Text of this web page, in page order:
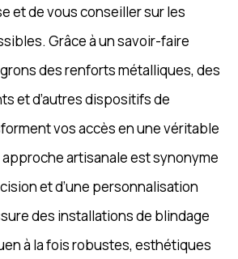
et de vous conseiller sur les
Grâce à un savoir-faire
des renforts métalliques, des
et d’autres dispositifs de
vos accès en une véritable
artisanale est synonyme
et d’une personnalisation
des installations de blindage
à la fois robustes, esthétiques